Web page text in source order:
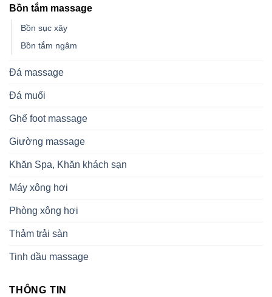
Bồn tắm massage
Bồn sục xây
Bồn tắm ngâm
Đá massage
Đá muối
Ghế foot massage
Giường massage
Khăn Spa, Khăn khách sạn
Máy xông hơi
Phòng xông hơi
Thảm trải sàn
Tinh dầu massage
THÔNG TIN